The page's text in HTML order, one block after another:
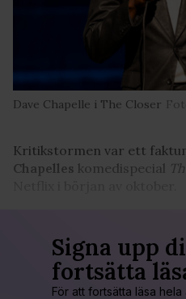
Dave Chapelle i The Closer
Kritikstormen var ett
Chapelles komedispecial
Signa upp
fortsätta
För att fortsätta läsa